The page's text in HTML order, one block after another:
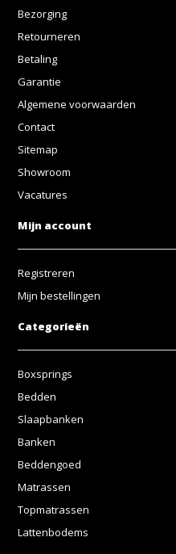
Bezorging
Retourneren
Betaling
Garantie
Algemene voorwaarden
Contact
Sitemap
Showroom
Vacatures
Mijn account
Registreren
Mijn bestellingen
Categorieën
Boxsprings
Bedden
Slaapbanken
Banken
Beddengoed
Matrassen
Topmatrassen
Lattenbodems